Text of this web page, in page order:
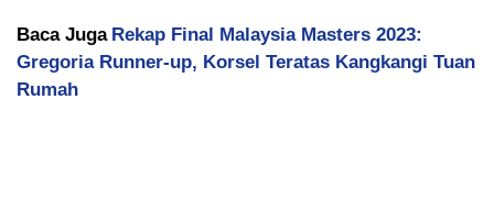
Baca Juga Rekap Final Malaysia Masters 2023:
Gregoria Runner-up, Korsel Teratas Kangkangi Tuan
Rumah